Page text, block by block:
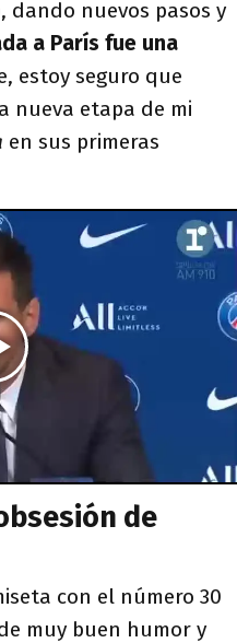
, dando nuevos pasos y
a París fue una
estoy seguro que
nueva etapa de mi
en sus primeras
de
con el número 30
muy buen humor y